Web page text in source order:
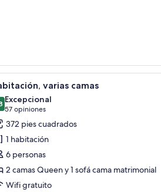
enmarcado y una estantería empotrada
cocina y comedor. Una
4 varias camas
de 10
Excepcional
57 opiniones
(57
opiniones)
372 pies cuadrados
1 habitación
6 personas
2 camas Queen y 1 sofá cama matrimonial
Wifi gratuito